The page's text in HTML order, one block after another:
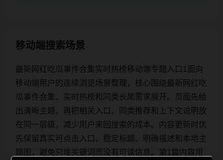
移动端搜索场景
最新网红吃瓜事件合集实时热榜移动端专题入口1面向
移动端用户的连续浏览场景整理，核心围绕最新网红吃
瓜事件合集、实时热榜和同类长尾需求展开。页面先给
出清晰主题，再把相关入口、同类推荐和上下文说明放
在同一层级，减少用户来回搜索的成本。内容更新时优
先保留真实可点击入口、稳定标题、明确描述和本地主
题图，避免只堆关键词而没有可读信息。第1篇内容用